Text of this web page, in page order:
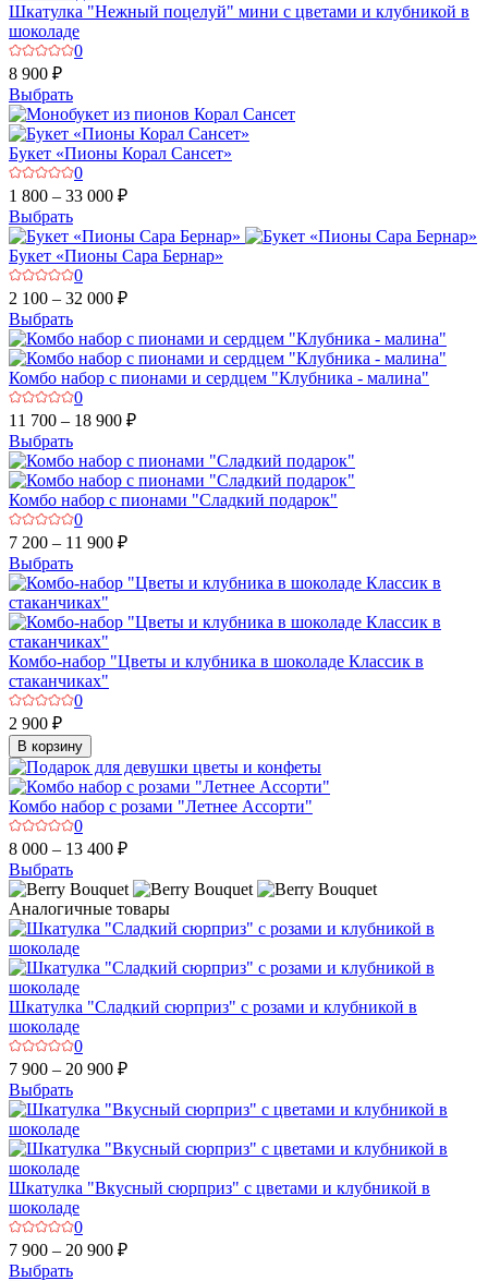
Шкатулка "Нежный поцелуй" мини с цветами и клубникой в
шоколаде
0
8 900 ₽
Выбрать
Букет «Пионы Корал Сансет»
0
1 800 – 33 000 ₽
Выбрать
Букет «Пионы Сара Бернар»
0
2 100 – 32 000 ₽
Выбрать
Комбо набор с пионами и сердцем "Клубника - малина"
0
11 700 – 18 900 ₽
Выбрать
Комбо набор с пионами "Сладкий подарок"
0
7 200 – 11 900 ₽
Выбрать
Комбо-набор "Цветы и клубника в шоколаде Классик в
стаканчиках"
0
2 900 ₽
В корзину
Комбо набор с розами "Летнее Ассорти"
0
8 000 – 13 400 ₽
Выбрать
Аналогичные товары
Шкатулка "Сладкий сюрприз" с розами и клубникой в
шоколаде
0
7 900 – 20 900 ₽
Выбрать
Шкатулка "Вкусный сюрприз" с цветами и клубникой в
шоколаде
0
7 900 – 20 900 ₽
Выбрать